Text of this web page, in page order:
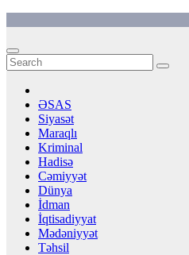
content
ƏSAS
Siyasət
Maraqlı
Kriminal
Hadisə
Cəmiyyət
Dünya
İdman
İqtisadiyyat
Mədəniyyət
Təhsil